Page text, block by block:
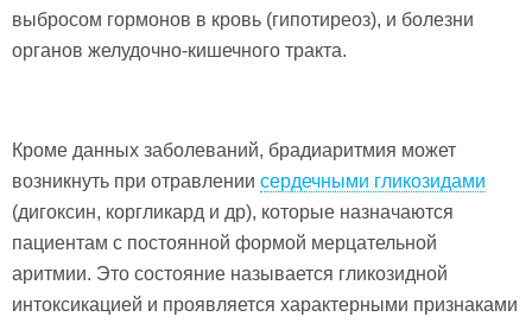
выбросом гормонов в кровь (гипотиреоз), и болезни
органов желудочно-кишечного тракта.
Кроме данных заболеваний, брадиаритмия может
возникнуть при отравлении сердечными гликозидами
(дигоксин, коргликард и др), которые назначаются
пациентам с постоянной формой мерцательной
аритмии. Это состояние называется гликозидной
интоксикацией и проявляется характерными признаками